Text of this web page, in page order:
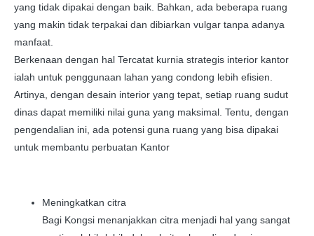
yang tidak dipakai dengan baik. Bahkan, ada beberapa ruang
yang makin tidak terpakai dan dibiarkan vulgar tanpa adanya
manfaat.
Berkenaan dengan hal Tercatat kurnia strategis interior kantor
ialah untuk penggunaan lahan yang condong lebih efisien.
Artinya, dengan desain interior yang tepat, setiap ruang sudut
dinas dapat memiliki nilai guna yang maksimal. Tentu, dengan
pengendalian ini, ada potensi guna ruang yang bisa dipakai
untuk membantu perbuatan Kantor
Meningkatkan citra
Bagi Kongsi menanjakkan citra menjadi hal yang sangat